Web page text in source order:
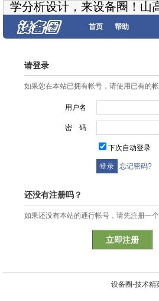
学分析设计，来设备圈！山
首页 帮助
请登录
如果您在本站已拥有帐号，请使用已有的
用户名
密 码
下次自动登录
忘记密码?
还没有注册吗？
如果还没有本站的通行帐号，请先注册一个
立即注册
设备圈-技术精